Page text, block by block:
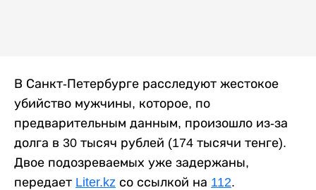
В Санкт-Петербурге расследуют жестокое
убийство мужчины, которое, по
предварительным данным, произошло из-за
долга в 30 тысяч рублей (174 тысячи тенге).
Двое подозреваемых уже задержаны,
передает Liter.kz со ссылкой на 112.